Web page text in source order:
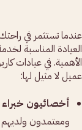
عندما تستثمر في
العيادة المناسبة
الأهمية. في عيادات
عميل لا مثيل لها:
أخصائيون خبراء
ومعتمدون ولديهم